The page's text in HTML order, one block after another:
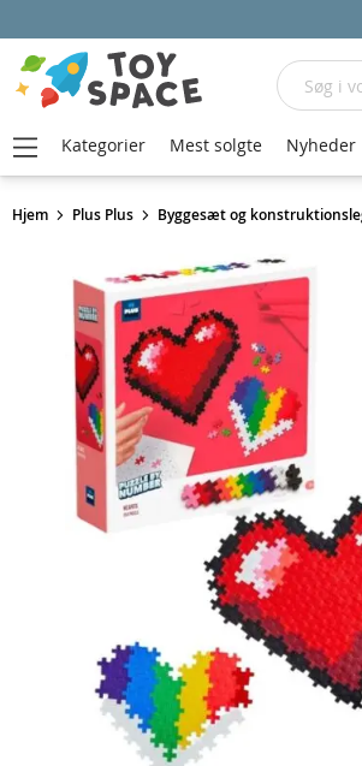
Hjem Plus Plus Byggesæt og
Søg
Kategorier Mest solgte Nyheder